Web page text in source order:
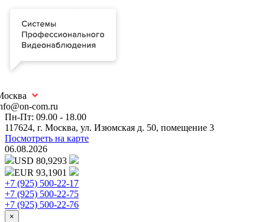
com.ru
Пн-Пт: 09.00 - 18.00
117624, г. Москва, ул. Изюмская д. 50, помещение 3
Посмотреть на карте
06.08.2026
USD 80,9293
EUR 93,1901
+7 (925) 500-22-17
+7 (925) 500-22-75
+7 (925) 500-22-76
×